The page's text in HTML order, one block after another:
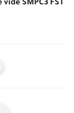
SMPC3 FST